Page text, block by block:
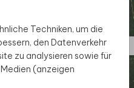
Techniken, um die
den Datenverkehr
zu analysieren sowie für
(anzeigen